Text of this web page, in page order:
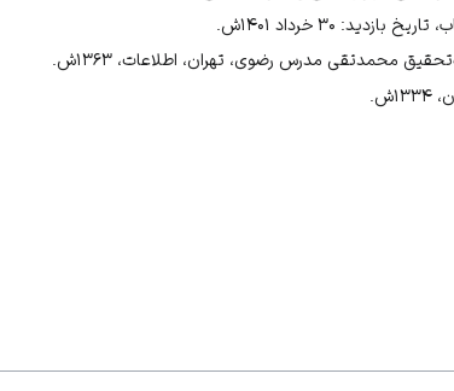
۳۰ خرداد ۱۴۰۱ش.
محمدتقی مدرس رضوی، تهران، اطلاعات، ۱۳۶۳ش.